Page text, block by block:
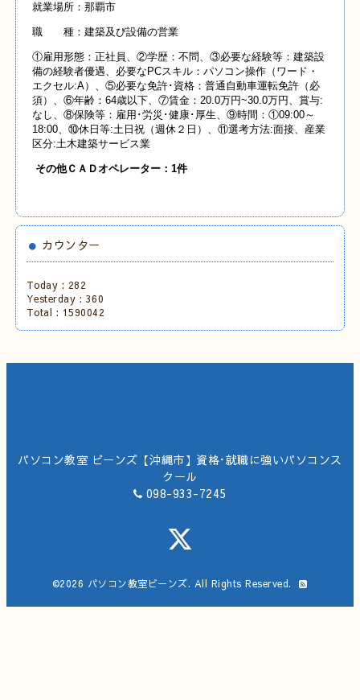
就業場所：那覇市
職 種：建築及び設備の営業
①雇用形態：正社員、②学歴：不問、③必要な経験等：建築設
備の経験者優遇、必要なPCスキル：パソコン操作（ワード・
エクセル:A）、⑤必要な免許･資格：普通自動車運転免許（必
須）、⑥年齢：64歳以下、⑦賃金：20.0万円~30.0万円、賞与:
なし、⑧保険等：雇用･労災･健康･厚生、⑨時間：①09:00～
18:00、⑩休日等:土日祝（週休２日）、⑪選考方法:面接、産業
区分:土木建築サービス業
その他Ｃ ＡＤオペレーター：1件
カウンター
Today : 282
Yesterday : 360
Total : 1590042
パソコン教室 ビーンズ【沖縄市】資格･就職に強いパソコンス
クール
098-933-7245
©2026 パソコン教室ビーンズ. All Rights Reserved.